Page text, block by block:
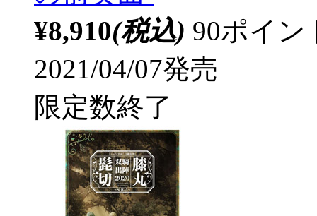
¥8,910(税込) 90ポイ
2021/04/07発売
限定数終了